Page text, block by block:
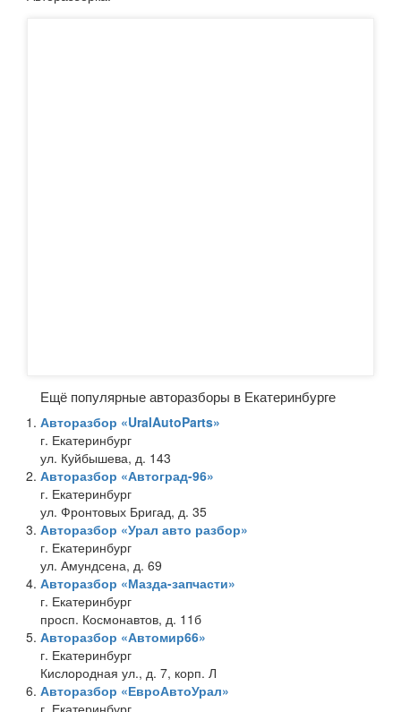
Ещё популярные авторазборы в Екатеринбурге
Авторазбор «UralAutoParts»
г. Екатеринбург
ул. Куйбышева, д. 143
Авторазбор «Автоград-96»
г. Екатеринбург
ул. Фронтовых Бригад, д. 35
Авторазбор «Урал авто разбор»
г. Екатеринбург
ул. Амундсена, д. 69
Авторазбор «Мазда-запчасти»
г. Екатеринбург
просп. Космонавтов, д. 11б
Авторазбор «Автомир66»
г. Екатеринбург
Кислородная ул., д. 7, корп. Л
Авторазбор «ЕвроАвтоУрал»
г. Екатеринбург